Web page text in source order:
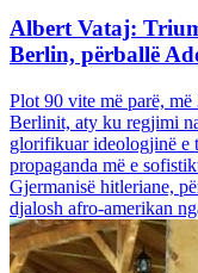
Albert Vataj:
Berlin, përballë
Plot 90 vite më parë,
Berlinit, aty ku regjimi
glorifikuar ideologjinë e
propaganda më e
Gjermanisë hitleriane,
djalosh afro-amerikan